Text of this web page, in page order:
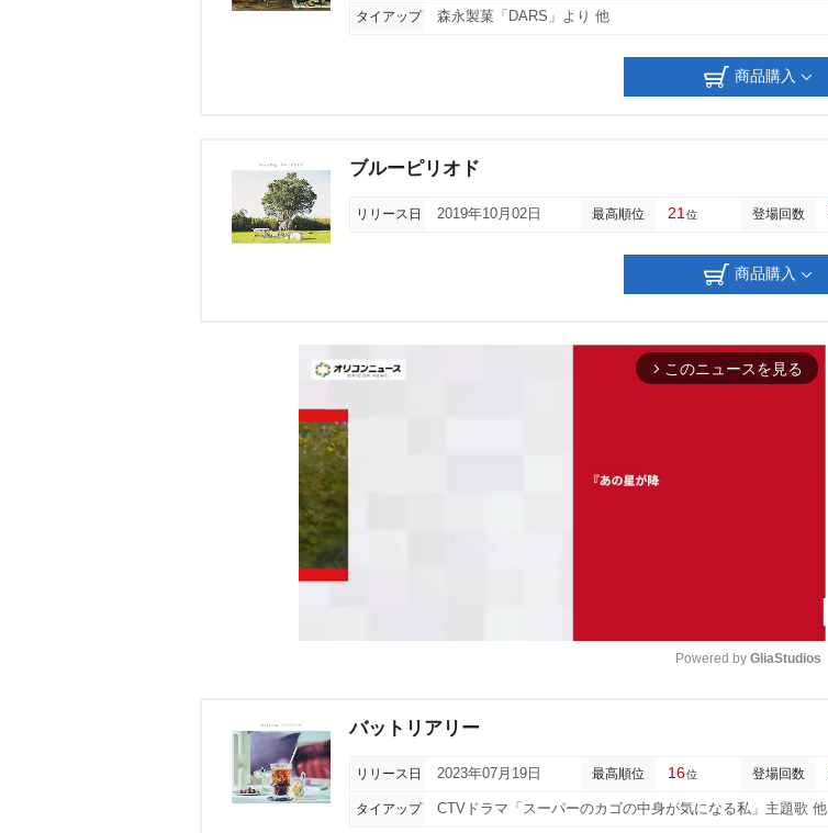
タイアップ 森永製菓「DARS」より 他
商品購入
ブルーピリオド
リリース日 2019年10月02日 最高順位 21 位 登場回数
商品購入
arrow_forward_ios このニュースを見る
e
Powered by GliaStudios
バットリアリー
リリース日 2023年07月19日 最高順位 16位 登場回数
タイアップ CTVドラマ「スーパーのカゴの中身が気になる私」主題歌 他